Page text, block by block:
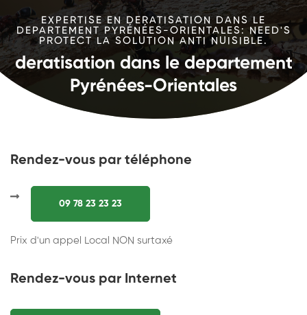
EXPERTISE EN DERATISATION DANS LE
DEPARTEMENT PYRÉNÉES-ORIENTALES: NEED'S
PROTECT LA SOLUTION ANTI NUISIBLE.
deratisation dans le departement
Pyrénées-Orientales
Rendez-vous par téléphone
09 78 23 23 23
Prix d'un appel Local NON surtaxé
Rendez-vous par Internet